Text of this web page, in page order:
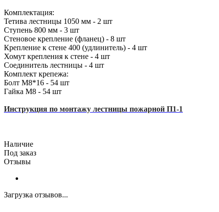
Комплектация:
Тетива лестницы 1050 мм - 2 шт
Ступень 800 мм - 3 шт
Стеновое крепление (фланец) - 8 шт
Крепление к стене 400 (удлинитель) - 4 шт
Хомут крепления к стене - 4 шт
Соединитель лестницы - 4 шт
Комплект крепежа:
Болт М8*16 - 54 шт
Гайка М8 - 54 шт
Инструкция по монтажу лестницы пожарной П1-1
Наличие
Под заказ
Отзывы
Загрузка отзывов...